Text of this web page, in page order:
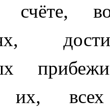
счёте,
их,